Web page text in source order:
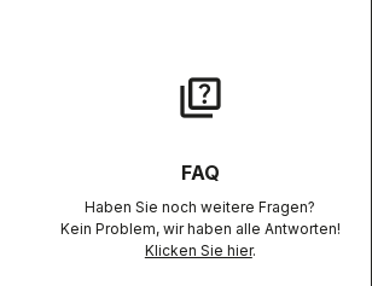
quiz
FAQ
Haben Sie noch weitere Fragen?
Kein Problem, wir haben alle Antworten!
Klicken Sie hier.